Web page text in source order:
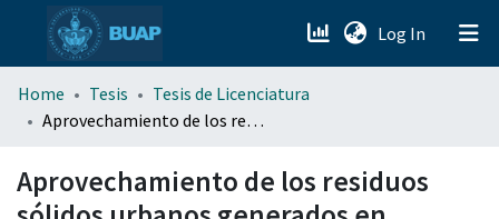
Log In (current)
menu.section.about_menu
Home Tesis
Tesis de Licenciatura
Aprovechamiento de los residuos sólidos urbanos generados en Xicotepec, Puebla
Aprovechamiento de los residuos